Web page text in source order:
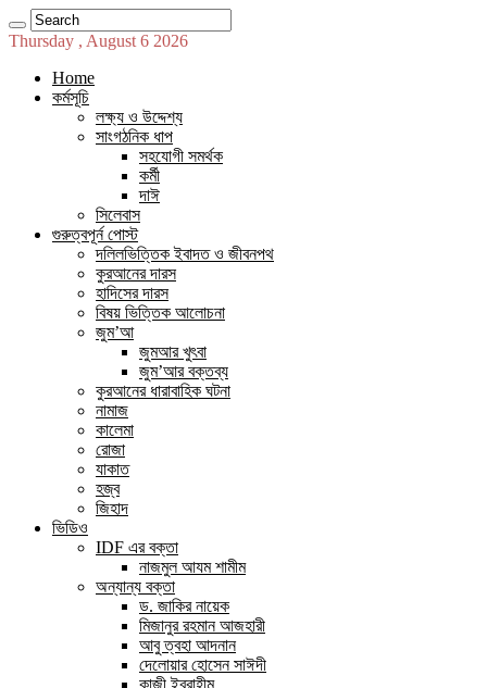
Thursday , August 6 2026
Home
কর্মসূচি
লক্ষ্য ও উদ্দেশ্য
সাংগঠনিক ধাপ
সহযোগী সমর্থক
কর্মী
দাঈ
সিলেবাস
গুরুত্বপূর্ন পোস্ট
দলিলভিত্তিক ইবাদত ও জীবনপথ
কুরআনের দারস
হাদিসের দারস
বিষয় ভিত্তিক আলোচনা
জুম’আ
জুমআর খুৎবা
জুম’আর বক্তব্য
কুরআনের ধারাবাহিক ঘটনা
নামাজ
কালেমা
রোজা
যাকাত
হজ্ব
জিহাদ
ভিডিও
IDF এর বক্তা
নাজমুল আযম শামীম
অন্যান্য বক্তা
ড. জাকির নায়েক
মিজানুর রহমান আজহারী
আবু ত্বহা আদনান
দেলোয়ার হোসেন সাঈদী
কাজী ইব্রাহীম